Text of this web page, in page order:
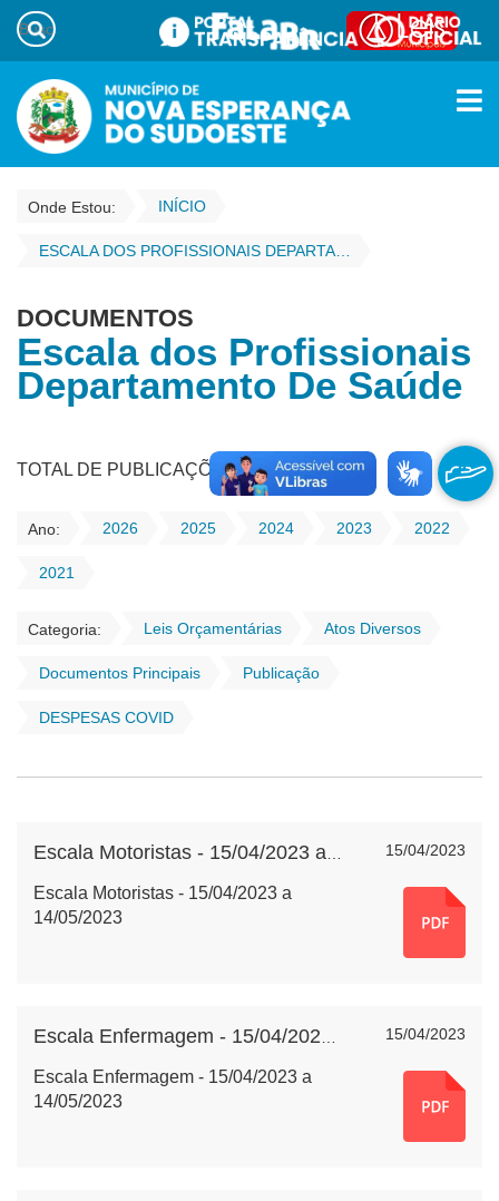
Onde Estou: INÍCIO
DOCUMENTOS
Escala dos Profissionais
Departamento De Saúde
TOTAL DE PUBLICAÇÕES - 168
Ano: 2026 2025 2024 2023 2022
2021
Categoria: Leis Orçamentárias Atos Diversos
Documentos Principais Publicação
DESPESAS COVID
15/04/2023
Escala Motoristas - 15/04/2023 a
14/05/2023
15/04/2023
Escala Enfermagem - 15/04/2023 a
14/05/2023